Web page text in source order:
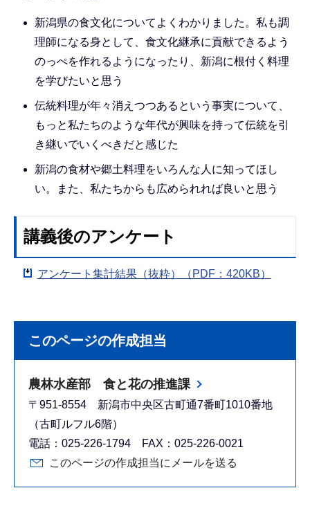
新潟県の食文化についてよくわかりました。私も調
理師になる身として、食文化継承に貢献できるよう
のっぺを作れるようになったり、新潟に根付く料理
を学びたいと思う
伝統料理が年々消えつつあるという事実について、
もっと私たちのような年代が興味を持って伝統を引
き継いでいくべきだと感じた
新潟の食材や郷土料理をいろんな人に知ってほし
い。また、私たちからも広められれば良いと思う
講義後のアンケート
アンケート集計結果（抜粋）（PDF：420KB）
このページの作成担当
農林水産部 食と花の推進課
〒951-8554 新潟市中央区古町通7番町1010番地
（古町ルフル6階）
電話：025-226-1794 FAX：025-226-0021
このページの作成担当にメールを送る